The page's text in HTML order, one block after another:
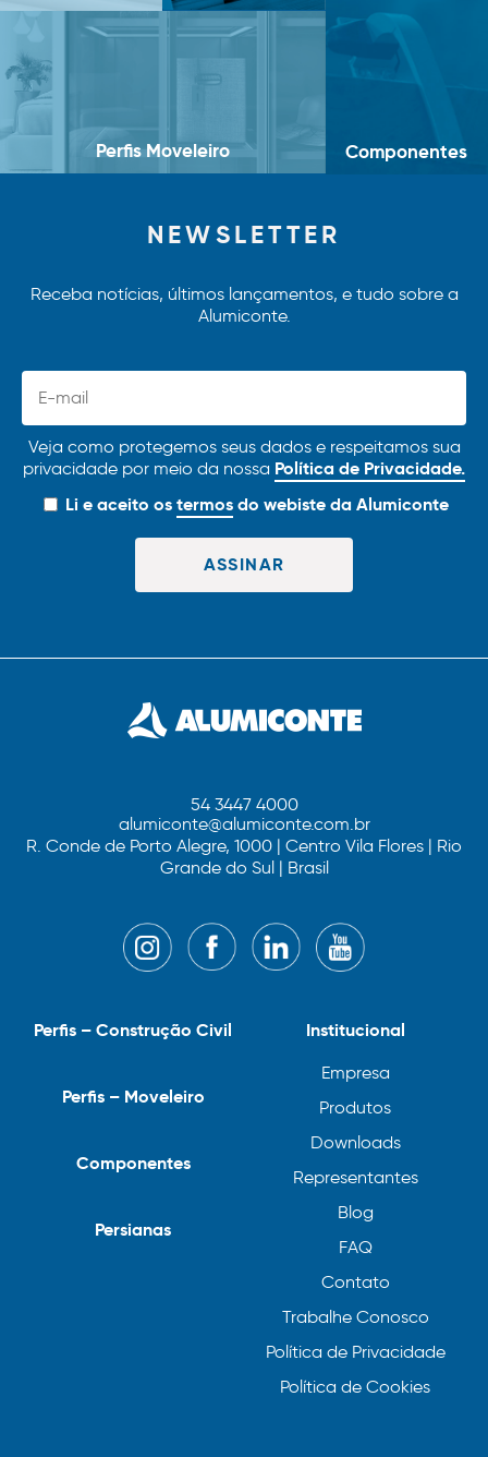
Componentes
Perfis Moveleiro
NEWSLETTER
Receba notícias, últimos lançamentos, e tudo sobre a
Alumiconte.
Veja como protegemos seus dados e respeitamos sua
privacidade por meio da nossa Política de Privacidade.
Li e aceito ostermosdo webiste da Alumiconte
54 3447 4000
alumiconte@alumiconte.com.br
R. Conde de Porto Alegre, 1000 | Centro Vila Flores | Rio
Grande do Sul | Brasil
Institucional
Empresa
Produtos
Downloads
Representantes
Blog
FAQ
Contato
Trabalhe Conosco
Política de Privacidade
Política de Cookies
Perfis – Construção Civil
Perfis – Moveleiro
Componentes
Persianas